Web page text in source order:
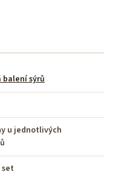
balení sýrů
u jednotlivých
set